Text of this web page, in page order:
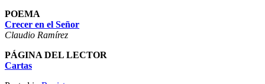
POEMA
Crecer en el Señor
Claudio Ramírez
PÁGINA DEL LECTOR
Cartas